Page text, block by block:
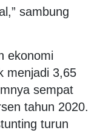
sambung
ekonomi
menjadi 3,65
sempat
tahun 2020.
turun